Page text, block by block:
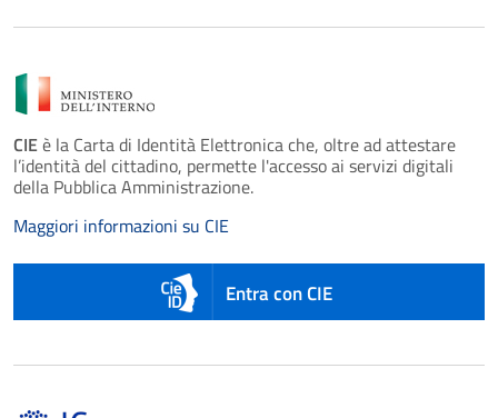
CIEè la Carta di Identità Elettronica che, oltre ad attestare
l’identità del cittadino, permette l'accesso ai servizi digitali
della Pubblica Amministrazione.
Maggiori informazioni su CIE
Entra con CIE